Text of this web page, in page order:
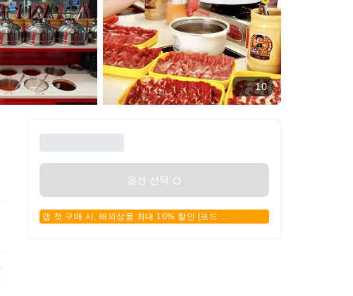
10
옵션 선택
앱 첫 구매 시, 해외상품 최대 10% 할인 [코드 :